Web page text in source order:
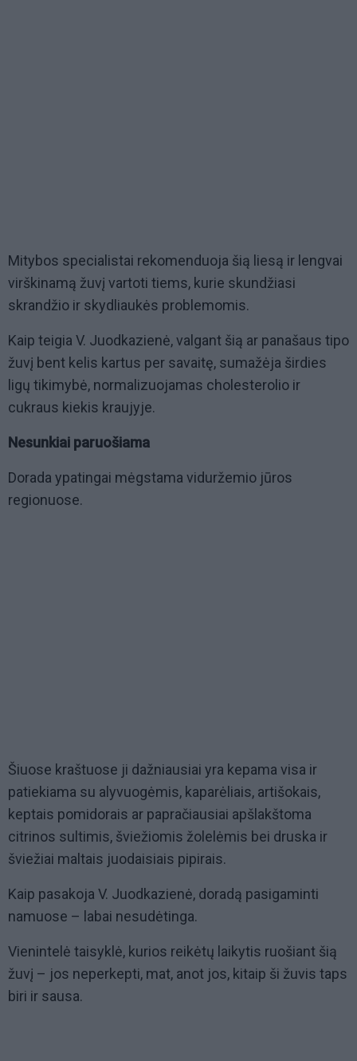
Mitybos specialistai rekomenduoja šią liesą ir lengvai
virškinamą žuvį vartoti tiems, kurie skundžiasi
skrandžio ir skydliaukės problemomis.
Kaip teigia V. Juodkazienė, valgant šią ar panašaus tipo
žuvį bent kelis kartus per savaitę, sumažėja širdies
ligų tikimybė, normalizuojamas cholesterolio ir
cukraus kiekis kraujyje.
Nesunkiai paruošiama
Dorada ypatingai mėgstama viduržemio jūros
regionuose.
Šiuose kraštuose ji dažniausiai yra kepama visa ir
patiekiama su alyvuogėmis, kaparėliais, artišokais,
keptais pomidorais ar papračiausiai apšlakštoma
citrinos sultimis, šviežiomis žolelėmis bei druska ir
šviežiai maltais juodaisiais pipirais.
Kaip pasakoja V. Juodkazienė, doradą pasigaminti
namuose – labai nesudėtinga.
Vienintelė taisyklė, kurios reikėtų laikytis ruošiant šią
žuvį – jos neperkepti, mat, anot jos, kitaip ši žuvis taps
biri ir sausa.